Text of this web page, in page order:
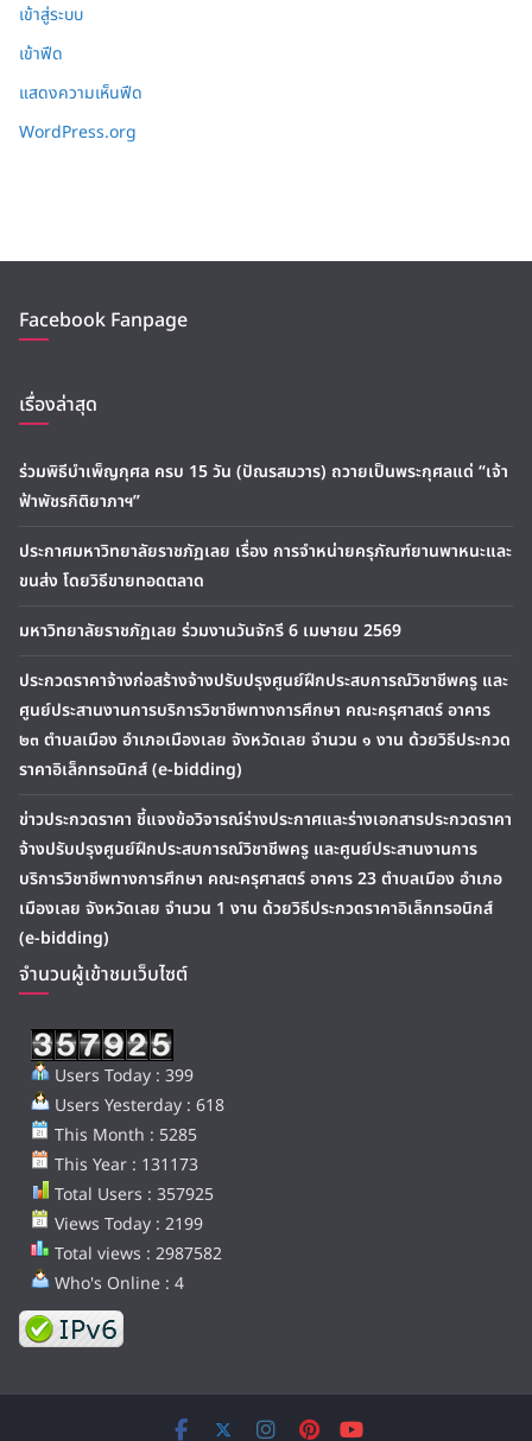
เข้าสู่ระบบ
เข้าฟีด
แสดงความเห็นฟีด
WordPress.org
Facebook Fanpage
เรื่องล่าสุด
ร่วมพิธีบำเพ็ญกุศล ครบ 15 วัน (ปัณรสมวาร) ถวายเป็นพระกุศลแด่ “เจ้า
ฟ้าพัชรกิติยาภาฯ”
ประกาศมหาวิทยาลัยราชภัฏเลย เรื่อง การจำหน่ายครุภัณฑ์ยานพาหนะและ
ขนส่ง โดยวิธีขายทอดตลาด
มหาวิทยาลัยราชภัฏเลย ร่วมงานวันจักรี 6 เมษายน 2569
ประกวดราคาจ้างก่อสร้างจ้างปรับปรุงศูนย์ฝึกประสบการณ์วิชาชีพครู และ
ศูนย์ประสานงานการบริการวิชาชีพทางการศึกษา คณะครุศาสตร์ อาคาร
๒๓ ตำบลเมือง อำเภอเมืองเลย จังหวัดเลย จำนวน ๑ งาน ด้วยวิธีประกวด
ราคาอิเล็กทรอนิกส์ (e-bidding)
ข่าวประกวดราคา ชี้แจงข้อวิจารณ์ร่างประกาศและร่างเอกสารประกวดราคา
จ้างปรับปรุงศูนย์ฝึกประสบการณ์วิชาชีพครู และศูนย์ประสานงานการ
บริการวิชาชีพทางการศึกษา คณะครุศาสตร์ อาคาร 23 ตำบลเมือง อำเภอ
เมืองเลย จังหวัดเลย จำนวน 1 งาน ด้วยวิธีประกวดราคาอิเล็กทรอนิกส์
(e-bidding)
จำนวนผู้เข้าชมเว็บไซต์
Users Today : 399
Users Yesterday : 618
This Month : 5285
This Year : 131173
Total Users : 357925
Views Today : 2199
Total views : 2987582
Who's Online : 4